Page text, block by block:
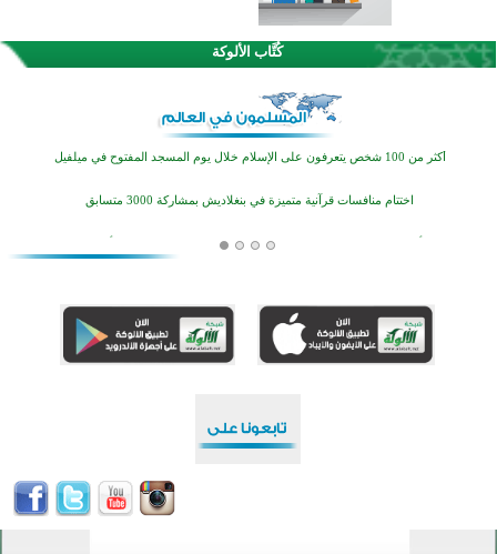
كُتَّاب الألوكة
القرآن والتربية في صدارة البرامج الصيفية للمسلمين في بينزا وساراتوف وموردوفيا هذا العام
اختتام الدورة التاسعة لمسابقة حفظ وتلاوة القرآن الكريم في أزناكاييف
أكثر من 100 شخص يتعرفون على الإسلام خلال يوم المسجد المفتوح في ميلفيل
اختتام منافسات قرآنية متميزة في بنغلاديش بمشاركة 3000 متسابق
منطقة ريبوفسي تحتفل بميلاد مسجد جديد في أجواء إيمانية مميزة